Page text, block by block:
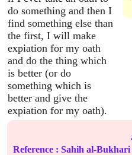
do something and then I
find something else than
the first, I will make
expiation for my oath
and do the thing which
is better (or do
something which is
better and give the
expiation for my oath).
Reference : Sahih al-Bukhari